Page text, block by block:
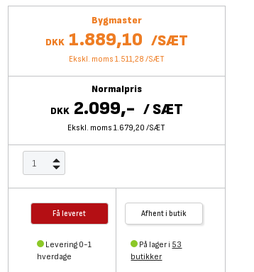
Bygmaster
DKK 1.889,10 /SÆT
Ekskl. moms 1.511,28 /SÆT
Normalpris
DKK 2.099,- /SÆT
Ekskl. moms 1.679,20 /SÆT
Få leveret
Levering 0-1
hverdage
Afhent i butik
På lager i 53
butikker